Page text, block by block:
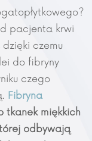
pacjenta krwi
czemu
do fibryny
czego
Fibryna
tkanek miękkich
odbywają